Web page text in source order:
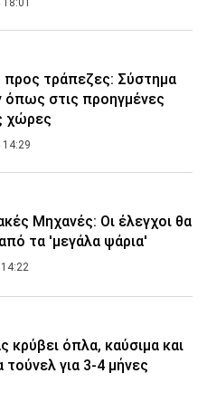
προς τράπεζες: Σύστημα
όπως στις προηγμένες
χώρες
14:29
Μηχανές: Οι έλεγχοι θα
τα 'μεγάλα ψάρια'
κρύβει όπλα, καύσιμα και
τούνελ για 3-4 μήνες